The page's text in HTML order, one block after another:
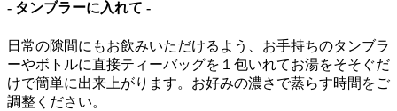
- タンブラーに入れて -
日常の隙間にもお飲みいただけるよう、お手持ちのタンブラ
ーやボトルに直接ティーバッグを１包いれてお湯をそそぐだ
けで簡単に出来上がります。お好みの濃さで蒸らす時間をご
調整ください。